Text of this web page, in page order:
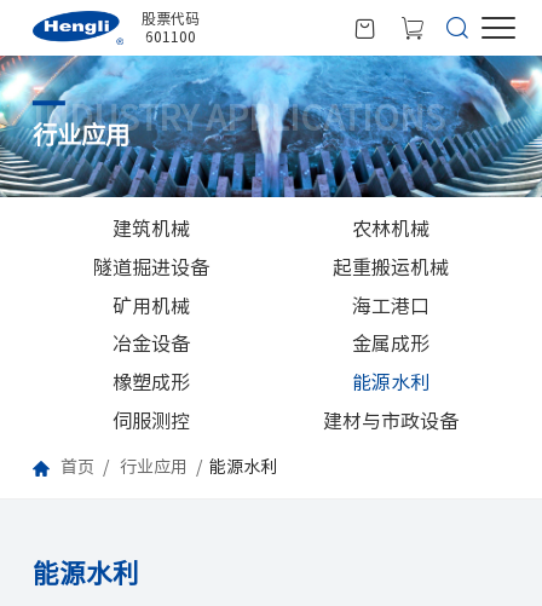
股票代码
601100
INDUSTRY APPLICATIONS
行业应用
建筑机械
农林机械
隧道掘进设备
起重搬运机械
矿用机械
海工港口
冶金设备
金属成形
橡塑成形
能源水利
伺服测控
建材与市政设备
首页 行业应用 能源水利
能源水利